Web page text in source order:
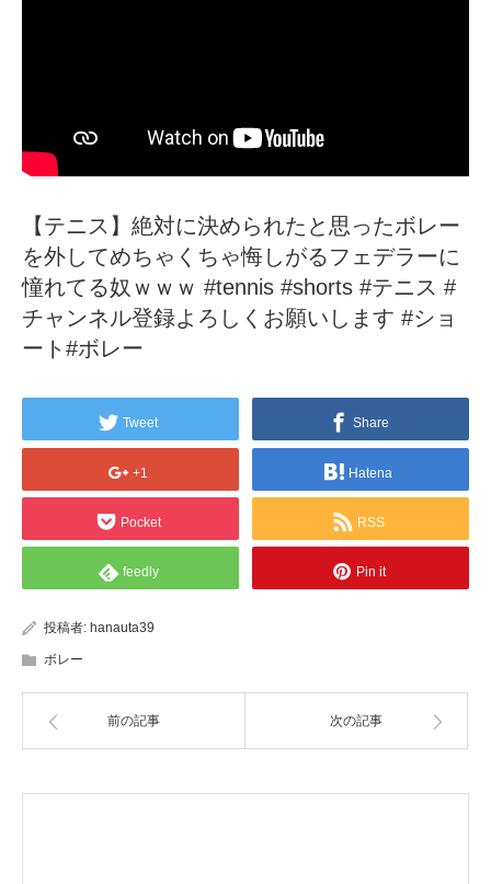
【テニス】絶対に決められたと思ったボレー
を外してめちゃくちゃ悔しがるフェデラーに
憧れてる奴ｗｗｗ #tennis #shorts #テニス #
チャンネル登録よろしくお願いします #ショ
ート#ボレー
Tweet Share
+1 Hatena
Pocket RSS
feedly Pin it
投稿者: hanauta39
ボレー
前の記事 次の記事